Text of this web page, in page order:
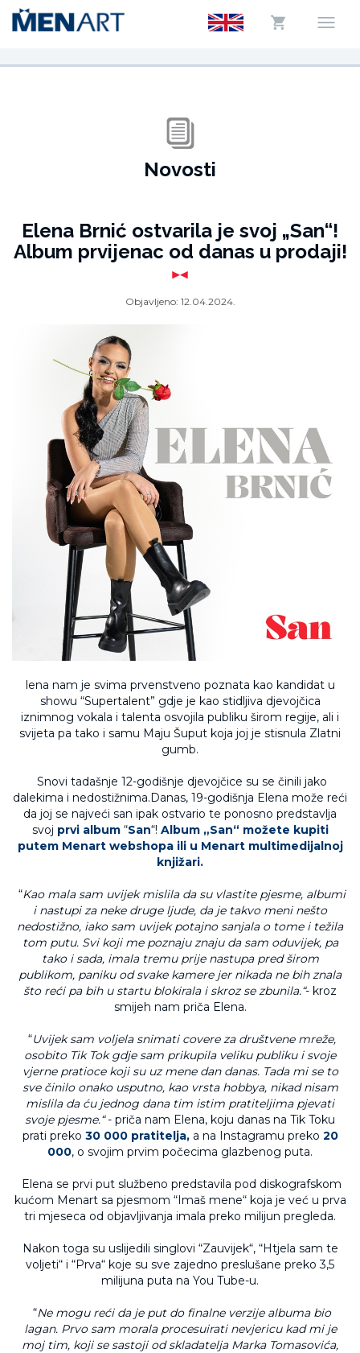
Novosti
Elena Brnić ostvarila je svoj „San“!
Album prvijenac od danas u prodaji!
Objavljeno: 12.04.2024.
lena nam je svima prvenstveno poznata kao kandidat u
showu “Supertalent” gdje je kao stidljiva djevojčica
iznimnog vokala i talenta osvojila publiku širom regije, ali i
svijeta pa tako i samu Maju Šuput koja joj je stisnula Zlatni
gumb.
Snovi tadašnje 12-godišnje djevojčice su se činili jako
dalekima i nedostižnima.Danas, 19-godišnja Elena može reći
da joj se najveći san ipak ostvario te ponosno predstavlja
svoj prvi album “San“! Album „San“ možete kupiti
putem Menart webshopaili u Menart multimedijalnoj
knjižari.
“Kao mala sam uvijek mislila da su vlastite pjesme, albumi
i nastupi za neke druge ljude, da je takvo meni nešto
nedostižno, iako sam uvijek potajno sanjala o tome i težila
tom putu. Svi koji me poznaju znaju da sam oduvijek, pa
tako i sada, imala tremu prije nastupa pred širom
publikom, paniku od svake kamere jer nikada ne bih znala
što reći pa bih u startu blokirala i skroz se zbunila.“- kroz
smijeh nam priča Elena.
“Uvijek sam voljela snimati covere za društvene mreže,
osobito Tik Tok gdje sam prikupila veliku publiku i svoje
vjerne pratioce koji su uz mene dan danas. Tada mi se to
sve činilo onako usputno, kao vrsta hobbya, nikad nisam
mislila da ću jednog dana tim istim pratiteljima pjevati
svoje pjesme.“- priča nam Elena, koju danas na Tik Toku
prati preko 30 000 pratitelja,a na Instagramu preko 20
000, o svojim prvim počecima glazbenog puta.
Elena se prvi put službeno predstavila pod diskografskom
kućom Menart sa pjesmom “Imaš mene“ koja je već u prva
tri mjeseca od objavljivanja imala preko milijun pregleda.
Nakon toga su uslijedili singlovi “Zauvijek“, “Htjela sam te
voljeti“ i “Prva“ koje su sve zajedno preslušane preko 3,5
milijuna puta na You Tube-u.
“Ne mogu reći da je put do finalne verzije albuma bio
lagan. Prvo sam morala procesuirati nevjericu kad mi je
moj tim, koji se sastoji od skladatelja Marka Tomasovića,